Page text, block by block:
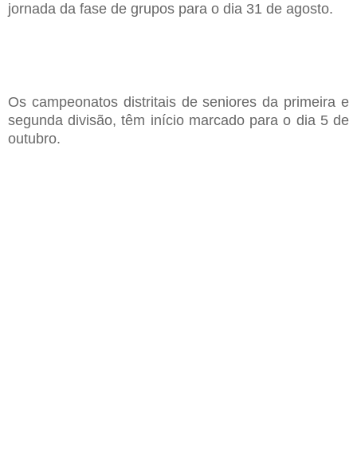
jornada da fase de grupos para o dia 31 de agosto.
Os campeonatos distritais de seniores da primeira e
segunda divisão, têm início marcado para o dia 5 de
outubro.